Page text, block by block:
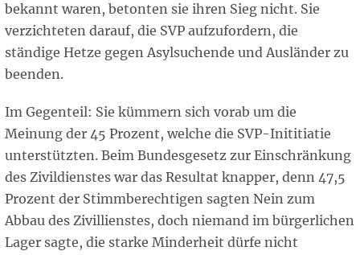
bekannt waren, betonten sie ihren Sieg nicht. Sie
verzichteten darauf, die SVP aufzufordern, die
ständige Hetze gegen Asylsuchende und Ausländer zu
beenden.
Im Gegenteil: Sie kümmern sich vorab um die
Meinung der 45 Prozent, welche die SVP-Inititiatie
unterstützten. Beim Bundesgesetz zur Einschränkung
des Zivildienstes war das Resultat knapper, denn 47,5
Prozent der Stimmberechtigen sagten Nein zum
Abbau des Zivillienstes, doch niemand im bürgerlichen
Lager sagte, die starke Minderheit dürfe nicht